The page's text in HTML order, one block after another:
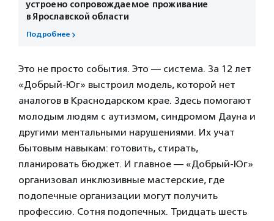
устроено сопровождаемое проживание
в Ярославской области
Подробнее
Это не просто события. Это — система. За 12 лет
«Добрый-Юг» выстроил модель, которой нет
аналогов в Краснодарском крае. Здесь помогают
молодым людям с аутизмом, синдромом Дауна и
другими ментальными нарушениями. Их учат
бытовым навыкам: готовить, стирать,
планировать бюджет. И главное — «Добрый-Юг»
организовал инклюзивные мастерские, где
подопечные организации могут получить
профессию. Сотня подопечных. Тридцать шесть